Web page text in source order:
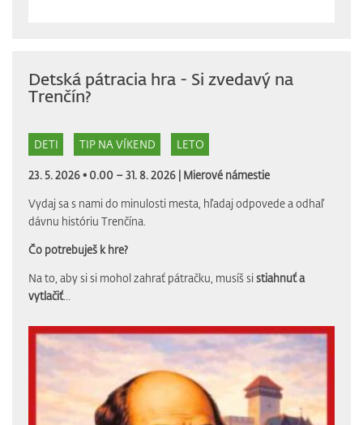
Detská pátracia hra - Si zvedavý na
Trenčín?
DETI TIP NA VÍKEND LETO
23. 5. 2026 • 0.00 – 31. 8. 2026 | Mierové námestie
Vydaj sa s nami do minulosti mesta, hľadaj odpovede a odhaľ
dávnu históriu Trenčína.
Čo potrebuješ k hre?
Na to, aby si si mohol zahrať pátračku, musíš sistiahnuť a
vytlačiť...